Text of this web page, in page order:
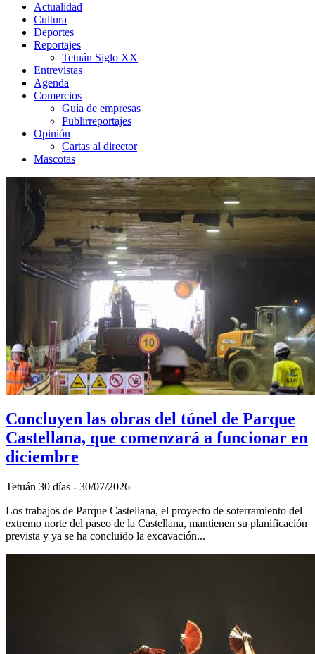
Actualidad
Cultura
Deportes
Reportajes
Tetuán Siglo XX
Entrevistas
Agenda
Comercios
Guía de empresas
Publirreportajes
Opinión
Cartas al director
Mascotas
Concluyen las obras del túnel de Parque
Castellana, que comenzará a funcionar en
diciembre
Tetuán 30 días - 30/07/2026
Los trabajos de Parque Castellana, el proyecto de soterramiento del
extremo norte del paseo de la Castellana, mantienen su planificación
prevista y ya se ha concluido la excavación...